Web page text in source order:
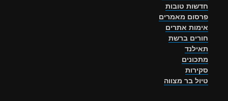
חדשות טובות
פרסום מאמרים
אימות אתרים
חורים ברשת
תאילנד
מתכונים
סקירות
טיול בר מצווה